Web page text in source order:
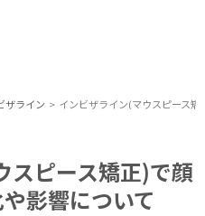
ザライン インビザライン(マウスピース
スピース矯正)で顔
影響について